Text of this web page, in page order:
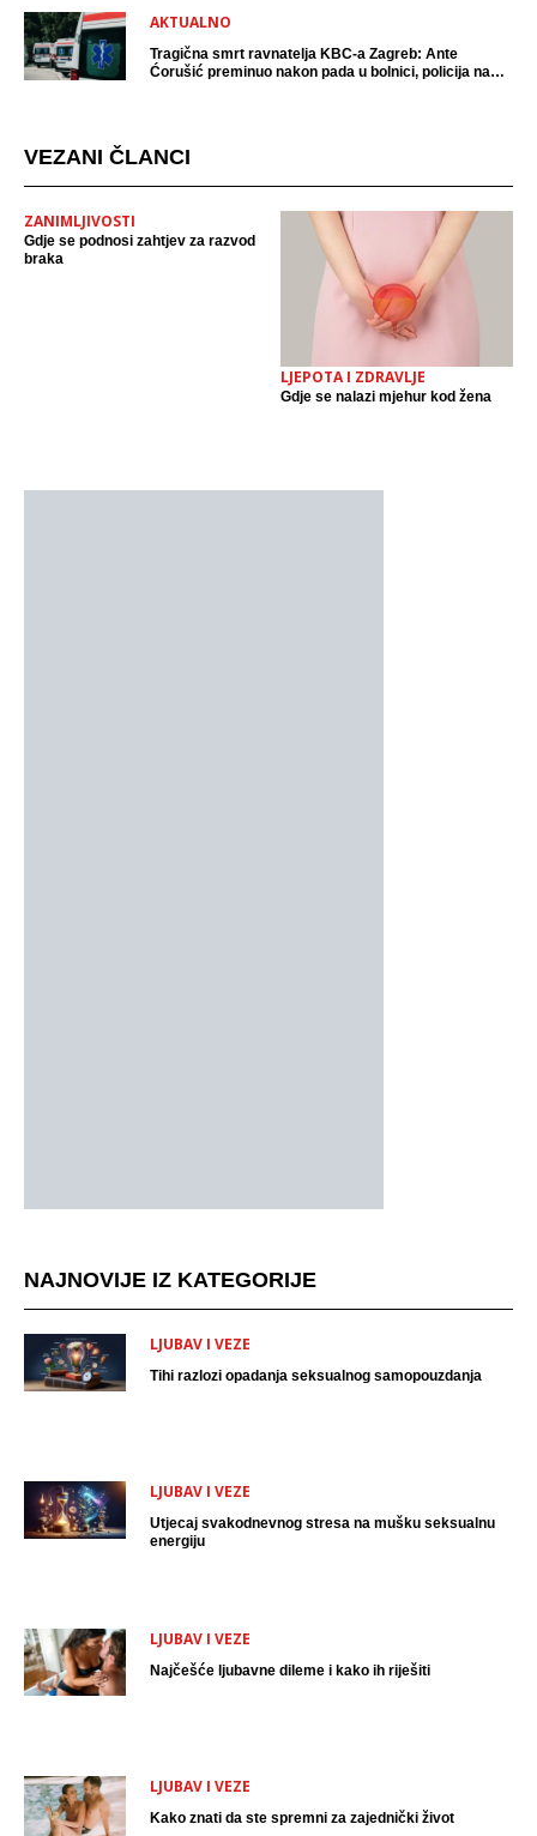
AKTUALNO
Tragična smrt ravnatelja KBC-a Zagreb: Ante
Ćorušić preminuo nakon pada u bolnici, policija na
VEZANI ČLANCI
ZANIMLJIVOSTI
Gdje se podnosi zahtjev za razvod
braka
LJEPOTA I ZDRAVLJE
Gdje se nalazi mjehur kod žena
NAJNOVIJE IZ KATEGORIJE
LJUBAV I VEZE
Tihi razlozi opadanja seksualnog samopouzdanja
LJUBAV I VEZE
Utjecaj svakodnevnog stresa na mušku seksualnu
energiju
LJUBAV I VEZE
Najčešće ljubavne dileme i kako ih riješiti
LJUBAV I VEZE
Kako znati da ste spremni za zajednički život